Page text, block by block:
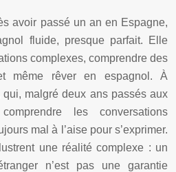
avoir passé un an en Espagne,
fluide, presque parfait. Elle
complexes, comprendre des
même rêver en espagnol. À
qui, malgré deux ans passés aux
les conversations
mal à l’aise pour s’exprimer.
une réalité complexe : un
n’est pas une garantie